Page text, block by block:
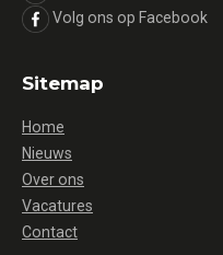
Volg ons op Facebook
Sitemap
Home
Nieuws
Over ons
Vacatures
Contact